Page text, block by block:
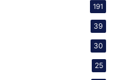
191
39
30
25